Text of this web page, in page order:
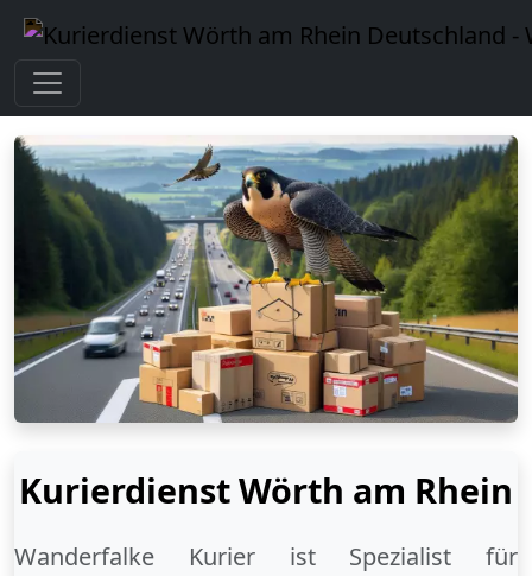
Kurierdienst Wörth am Rhein
Wanderfalke Kurier ist Spezialist für